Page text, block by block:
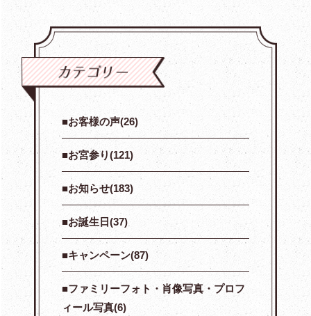
お客様の声(26)
お宮参り(121)
お知らせ(183)
お誕生日(37)
キャンペーン(87)
ファミリーフォト・肖像写真・プロフ
ィール写真(6)